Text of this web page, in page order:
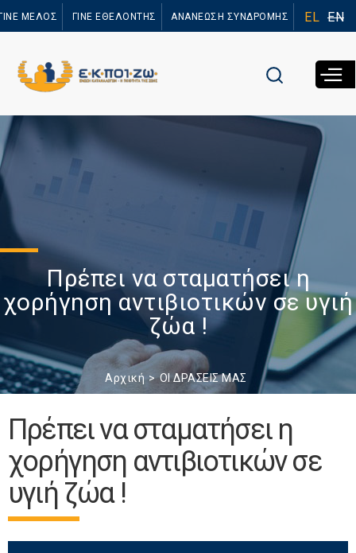
προς το
ΜΕΛΟΣ ΓΙΝΕ ΕΘΕΛΟΝΤΗΣ ΑΝΑΝΕΩΣΗ ΣΥΝΔΡΟΜΗΣ EL EN
Πρέπει να σταματήσει η
χορήγηση αντιβιοτικών σε υγιή
ζώα !
Αρχική ΟΙ ΔΡΑΣΕΙΣ ΜΑΣ
Πρέπει να σταματήσει η
χορήγηση αντιβιοτικών σε
υγιή ζώα !